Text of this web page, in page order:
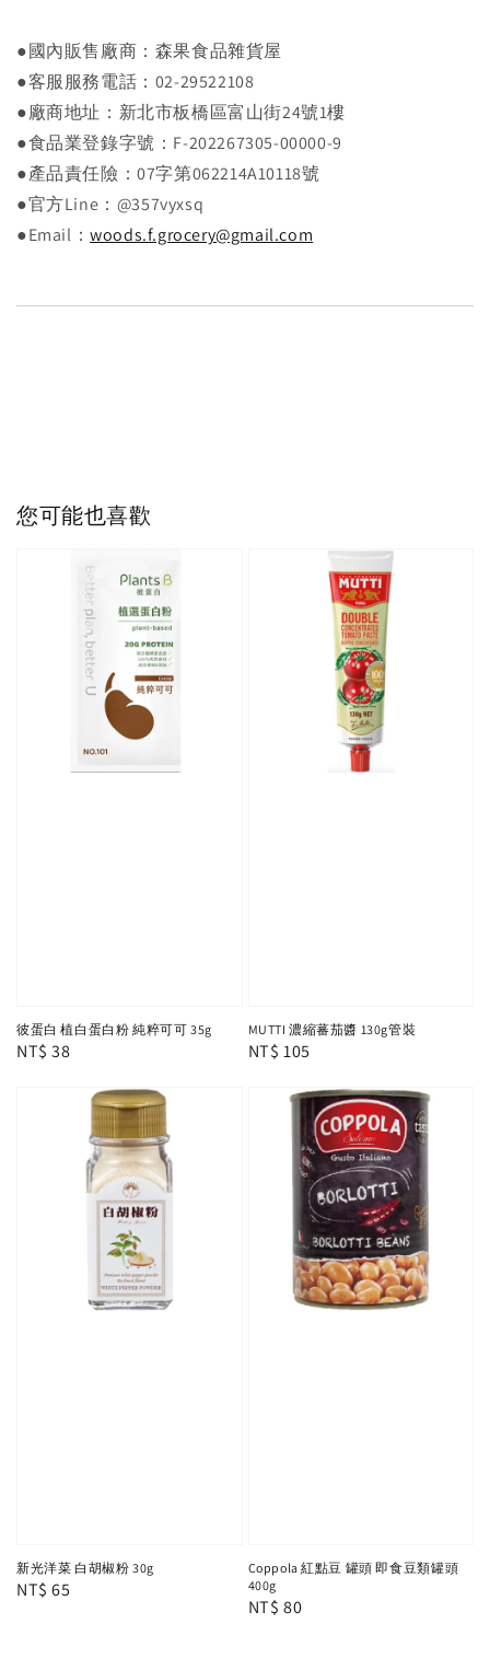
●國內販售廠商：森果食品雜貨屋
●客服服務電話：02-29522108
●廠商地址：新北市板橋區富山街24號1樓
●食品業登錄字號：F-202267305-00000-9
●產品責任險：07字第062214A10118號
●官方Line：@357vyxsq
●Email：woods.f.grocery@gmail.com
您可能也喜歡
彼蛋白 植白蛋白粉 純粹可可 35g
Regular
NT$ 38
MUTTI 濃縮蕃茄醬 130g管裝
Regular
NT$ 105
新光洋菜 白胡椒粉 30g
Regular
NT$ 65
Coppola 紅點豆 罐頭 即食豆類罐頭
400g
Regular
NT$ 80